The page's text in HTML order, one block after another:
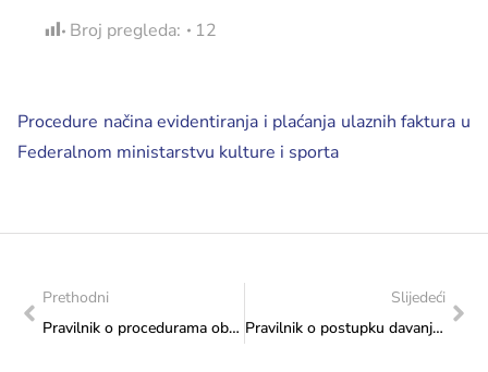
Broj pregleda: 12
Procedure načina evidentiranja i plaćanja ulaznih faktura u
Federalnom ministarstvu kulture i sporta
Prethodni
Pravilnik o procedurama obuke i certificiranju službenika za mlade
Slijedeći
Pravilnik o postupku davanja mišljenja i potvrda za uporabu carinske povlastice u postupku oslobađanja od carine